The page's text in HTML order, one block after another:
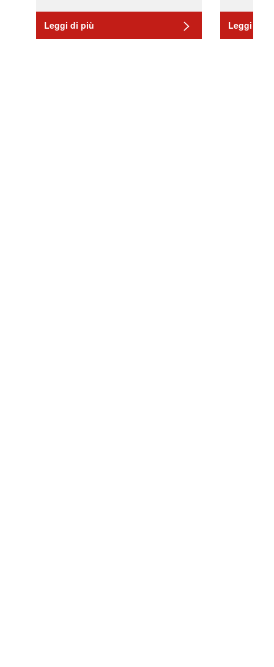
Leggi di più Leggi di